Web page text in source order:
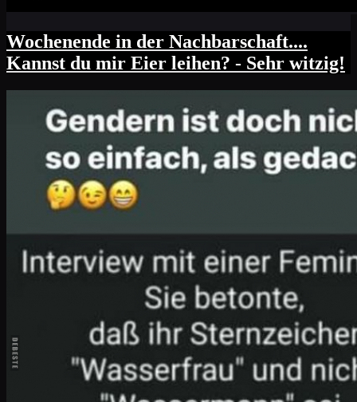
Wochenende in der Nachbarschaft....
Kannst du mir Eier leihen? - Sehr witzig!